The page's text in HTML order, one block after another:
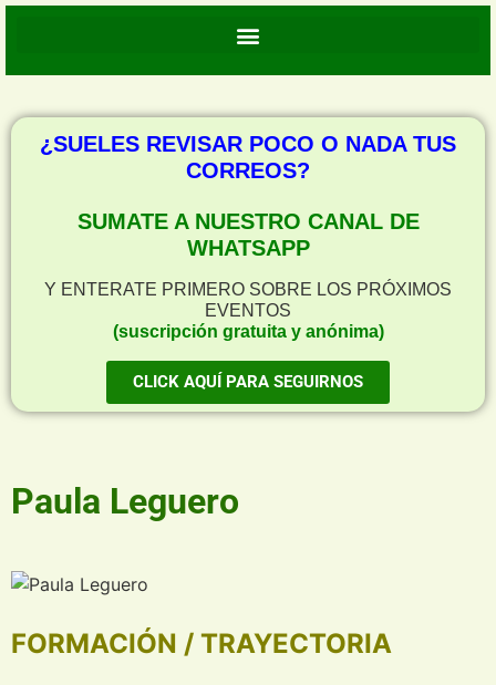
¿SUELES REVISAR POCO O NADA TUS
CORREOS?
SUMATE A NUESTRO CANAL DE
WHATSAPP
Y ENTERATE PRIMERO SOBRE LOS PRÓXIMOS
EVENTOS
(suscripción gratuita y anónima)
CLICK AQUÍ PARA SEGUIRNOS
Paula Leguero
FORMACIÓN / TRAYECTORIA